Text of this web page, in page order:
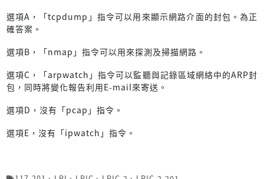
選項A，「tcpdump」指令可以用來顯示網路介面的封包。為正
確答案。
選項B，「nmap」指令可以用來探測及掃描網路。
選項C，「arpwatch」指令可以監聽與記錄區域網絡中的ARP封
包，同時將變化報告利用E-mail來寄送。
選項D，沒有「pcap」指令。
選項E，沒有「ipwatch」指令。